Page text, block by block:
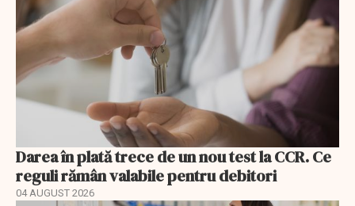
Darea în plată trece de un nou test la CCR. Ce
reguli rămân valabile pentru debitori
04 AUGUST 2026